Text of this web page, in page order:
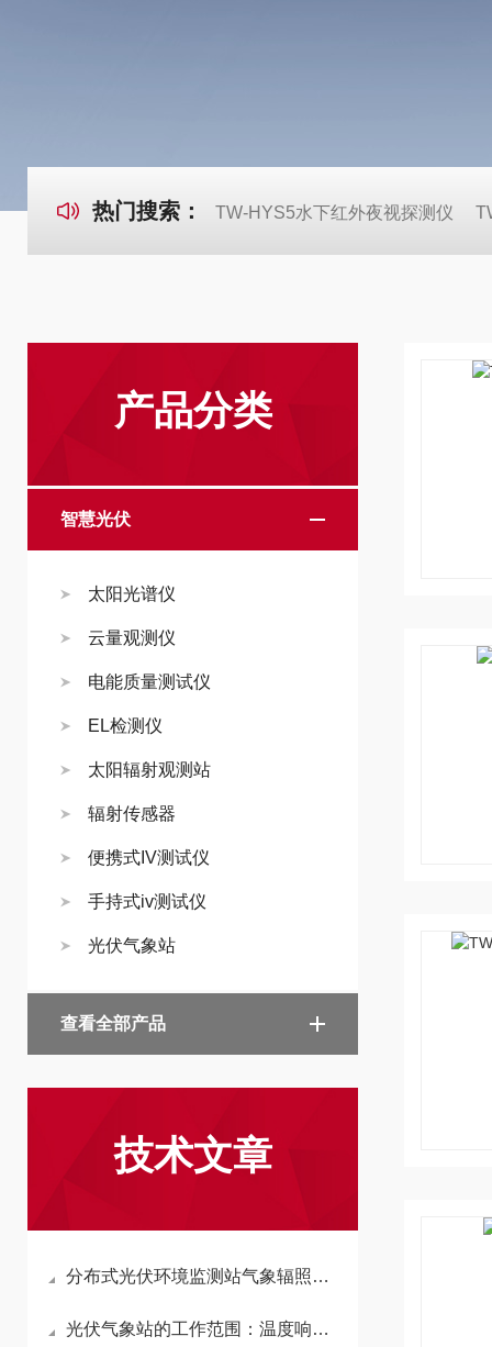
热门搜索： TW-HYS5水下红外夜视探测仪
产品分类
智慧光伏
太阳光谱仪
云量观测仪
电能质量测试仪
EL检测仪
太阳辐射观测站
辐射传感器
便携式IV测试仪
手持式iv测试仪
光伏气象站
查看全部产品
技术文章
分布式光伏环境监测站气象辐照实时采集：提升分布式能源利用效率
光伏气象站的工作范围：温度响应范围覆盖-40℃至+70℃，确保数据可靠性